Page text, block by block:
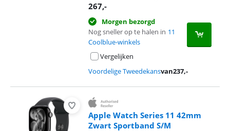
267,-
Morgen bezorgd
Nog sneller op te halen in 11
Coolblue-winkels
Vergelijken
Voordelige Tweedekansvan237,-
Apple Watch Series 11 42mm
Zwart Sportband S/M